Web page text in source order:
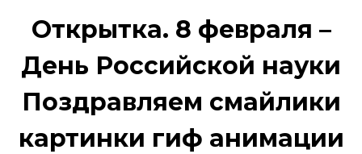
Открытка. 8 февраля –
День Российской науки
Поздравляем смайлики
картинки гиф анимации